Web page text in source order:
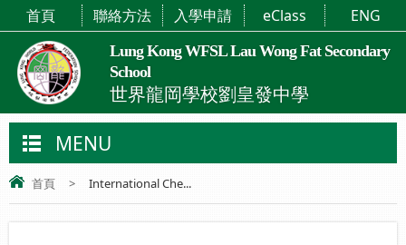
Lung Kong WFSL Lau Wong Fat Secondary
School
世界龍岡學校劉皇發中學
首頁 聯絡方法 入學申請 eClass ENG
MENU
首頁 > International Che...